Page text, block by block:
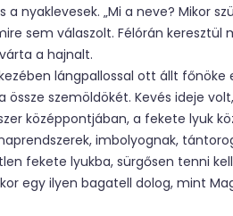
nyaklevesek. „Mi a neve? Mikor
sem válaszolt. Félórán
a hajnalt.
lángpallossal ott állt
össze szemöldökét. Kevés ideje
középpontjában, a fekete lyuk
imbolyognak,
fekete lyukba, sürgősen tenni
egy ilyen bagatell dolog, mint